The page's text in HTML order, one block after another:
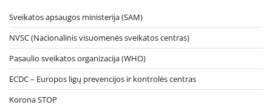
Sveikatos apsaugos ministerija (SAM)
NVSC (Nacionalinis visuomenės sveikatos centras)
Pasaulio sveikatos organizacija (WHO)
ECDC – Europos ligų prevencijos ir kontrolės centras
Korona STOP